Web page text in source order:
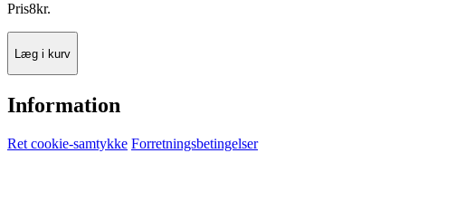
Pris8kr.
Læg i kurv
Information
Ret cookie-samtykke Forretningsbetingelser